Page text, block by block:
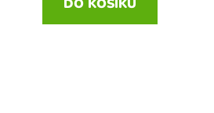
DO KOŠÍKU